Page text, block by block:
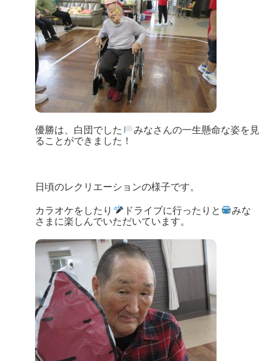
優勝は、白団でした
みなさんの一生懸命な姿を見
ることができました！
日頃のレクリエーションの様子です。
カラオケをしたり ドライブに行ったりと
みな
さまに楽しんでいただいています。